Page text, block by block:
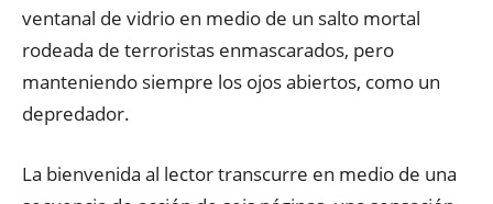
ventanal de vidrio en medio de un salto mortal
rodeada de terroristas enmascarados, pero
manteniendo siempre los ojos abiertos, como un
depredador.
La bienvenida al lector transcurre en medio de una